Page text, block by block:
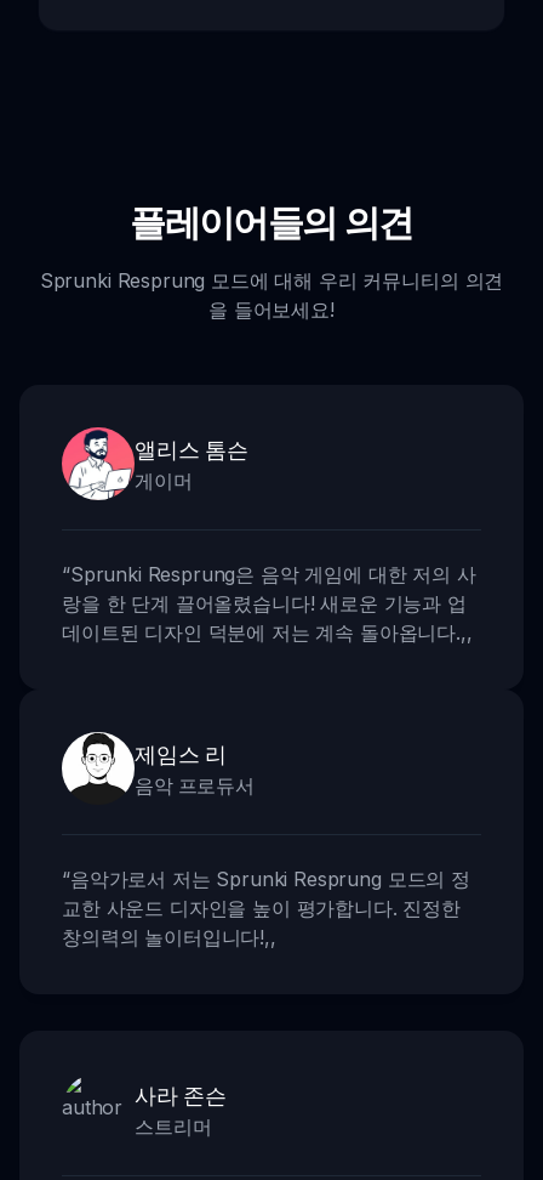
플레이어들의 의견
Sprunki Resprung 모드에 대해 우리 커뮤니티의 의견
을 들어보세요!
앨리스 톰슨
게이머
“Sprunki Resprung은 음악 게임에 대한 저의 사
랑을 한 단계 끌어올렸습니다! 새로운 기능과 업
데이트된 디자인 덕분에 저는 계속 돌아옵니다.,,
제임스 리
음악 프로듀서
“음악가로서 저는 Sprunki Resprung 모드의 정
교한 사운드 디자인을 높이 평가합니다. 진정한
창의력의 놀이터입니다!,,
사라 존슨
스트리머